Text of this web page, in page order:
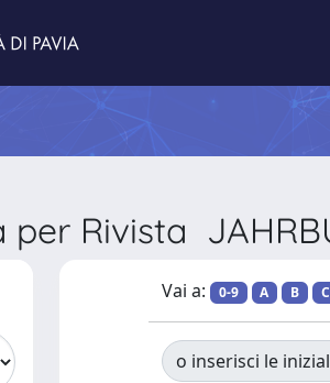
per Rivista
Vai a: 0-9 A B C
o inserisci le